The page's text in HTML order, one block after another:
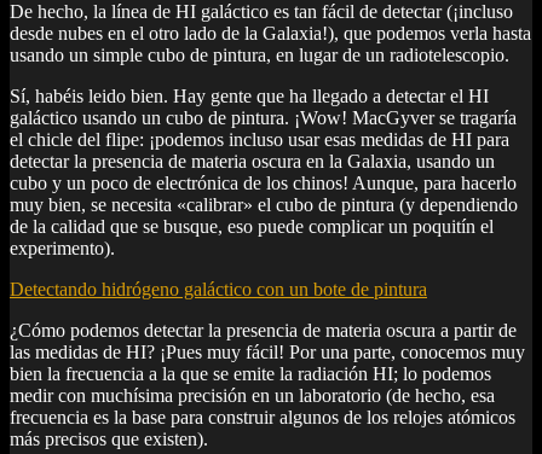
De hecho, la línea de HI galáctico es tan fácil de detectar (¡incluso
desde nubes en el otro lado de la Galaxia!), que podemos verla hasta
usando un simple cubo de pintura, en lugar de un radiotelescopio.
Sí, habéis leido bien. Hay gente que ha llegado a detectar el HI
galáctico usando un cubo de pintura. ¡Wow! MacGyver se tragaría
el chicle del flipe: ¡podemos incluso usar esas medidas de HI para
detectar la presencia de materia oscura en la Galaxia, usando un
cubo y un poco de electrónica de los chinos! Aunque, para hacerlo
muy bien, se necesita «calibrar» el cubo de pintura (y dependiendo
de la calidad que se busque, eso puede complicar un poquitín el
experimento).
Detectando hidrógeno galáctico con un bote de pintura
¿Cómo podemos detectar la presencia de materia oscura a partir de
las medidas de HI? ¡Pues muy fácil! Por una parte, conocemos muy
bien la frecuencia a la que se emite la radiación HI; lo podemos
medir con muchísima precisión en un laboratorio (de hecho, esa
frecuencia es la base para construir algunos de los relojes atómicos
más precisos que existen).